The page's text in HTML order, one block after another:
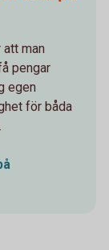
man
pengar
egen
för båda